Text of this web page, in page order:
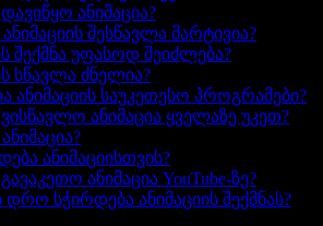
ანიმაცია?
შესწავლა მარტივია?
შექმნა უფასოდ შეიძლება?
სწავლა ძნელია?
ანიმაციის საუკეთესო პროგრამები?
ანიმაცია ყველაზე უკეთ?
ანიმაციისთვის?
ანიმაცია YouTube-ზე?
სჭირდება ანიმაციის შექმნას?